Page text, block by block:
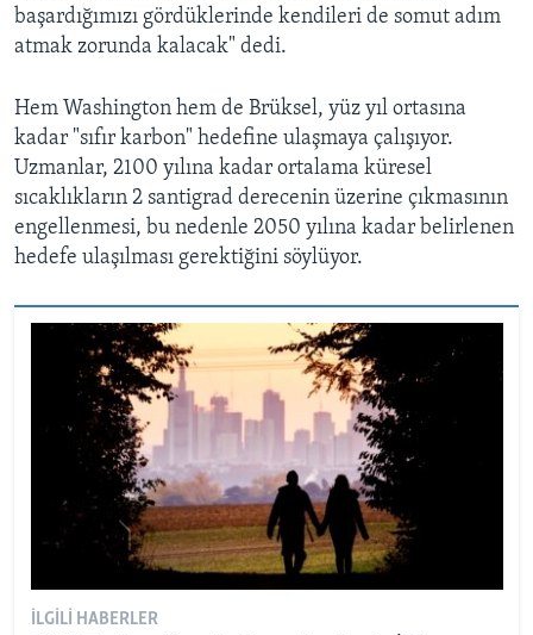
başardığımızı gördüklerinde kendileri de somut adım
atmak zorunda kalacak" dedi.
Hem Washington hem de Brüksel, yüz yıl ortasına
kadar "sıfır karbon" hedefine ulaşmaya çalışıyor.
Uzmanlar, 2100 yılına kadar ortalama küresel
sıcaklıkların 2 santigrad derecenin üzerine çıkmasının
engellenmesi, bu nedenle 2050 yılına kadar belirlenen
hedefe ulaşılması gerektiğini söylüyor.
İLGILI HABERLER